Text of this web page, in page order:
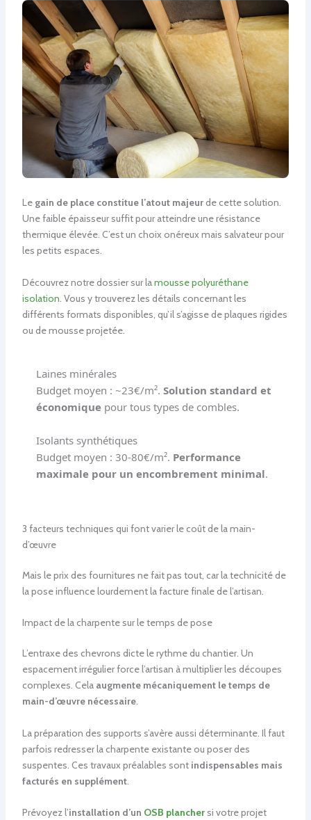
Le gain de place constitue l’atout majeurde cette solution.
Une faible épaisseur suffit pour atteindre une résistance
thermique élevée. C’est un choix onéreux mais salvateur pour
les petits espaces.
Découvrez notre dossier sur lamousse polyuréthane
isolation. Vous y trouverez les détails concernant les
différents formats disponibles, qu’il s’agisse de plaques rigides
ou de mousse projetée.
Laines minérales
Budget moyen : ~23€/m². Solution standard et
économique pour tous types de combles.
Isolants synthétiques
Budget moyen : 30-80€/m². Performance
maximale pour un encombrement minimal.
3 facteurs techniques qui font varier le coût de la main-
d’œuvre
Mais le prix des fournitures ne fait pas tout, car la technicité de
la pose influence lourdement la facture finale de l’artisan.
Impact de la charpente sur le temps de pose
L’entraxe des chevrons dicte le rythme du chantier. Un
espacement irrégulier force l’artisan à multiplier les découpes
complexes. Cela augmente mécaniquement le temps de
main-d’œuvre nécessaire.
La préparation des supports s’avère aussi déterminante. Il faut
parfois redresser la charpente existante ou poser des
suspentes. Ces travaux préalables sont indispensables mais
facturés en supplément.
Prévoyez l’installation d’un OSB planchersi votre projet